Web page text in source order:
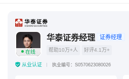
在线
华泰证券经理 证券经理
帮助10万+人 好评4.1万+
从业认证 执业编号：S0570623080026